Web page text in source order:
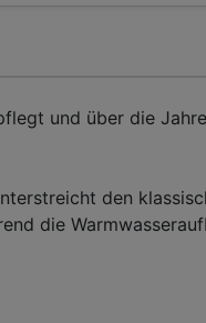
und über die
den
die